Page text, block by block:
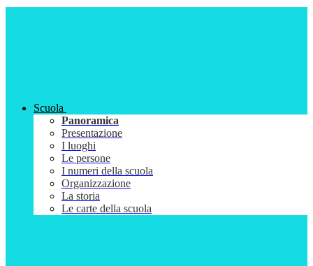
Scuola
Panoramica
Presentazione
I luoghi
Le persone
I numeri della scuola
Organizzazione
La storia
Le carte della scuola